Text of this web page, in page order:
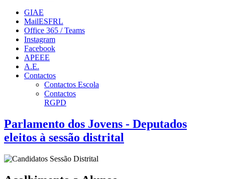
GIAE
MailESFRL
Office 365 / Teams
Instagram
Facebook
APEEE
A.E.
Contactos
Contactos Escola
Contactos
RGPD
Parlamento dos Jovens - Deputados
eleitos à sessão distrital